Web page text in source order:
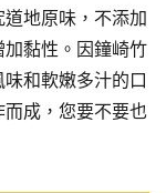
地原味，不添加
加黏性。因鐘崎竹
和軟嫩多汁的口
成，您要不要也